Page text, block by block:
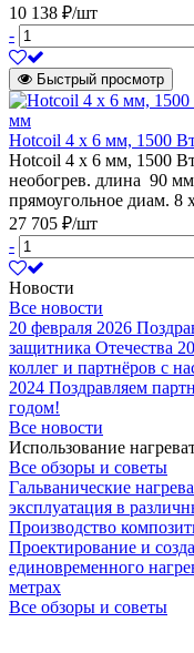
10 138 ₽/шт
-
Быстрый просмотр
Hotcoil 4 x 6 мм, 1500
Hotcoil 4 x 6 мм, 1500
необогрев. длина 90
прямоугольное диам.
27 705 ₽/шт
-
Новости
Все новости
20 февраля 2026
защитника Отечества
коллег и партнёров с
2024 Поздравляем
годом!
Все новости
Использование
Все обзоры и советы
Гальванические
эксплуатация в
Производство
Проектирование и
единовременного
метрах
Все обзоры и советы